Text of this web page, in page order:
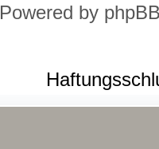
Powered by